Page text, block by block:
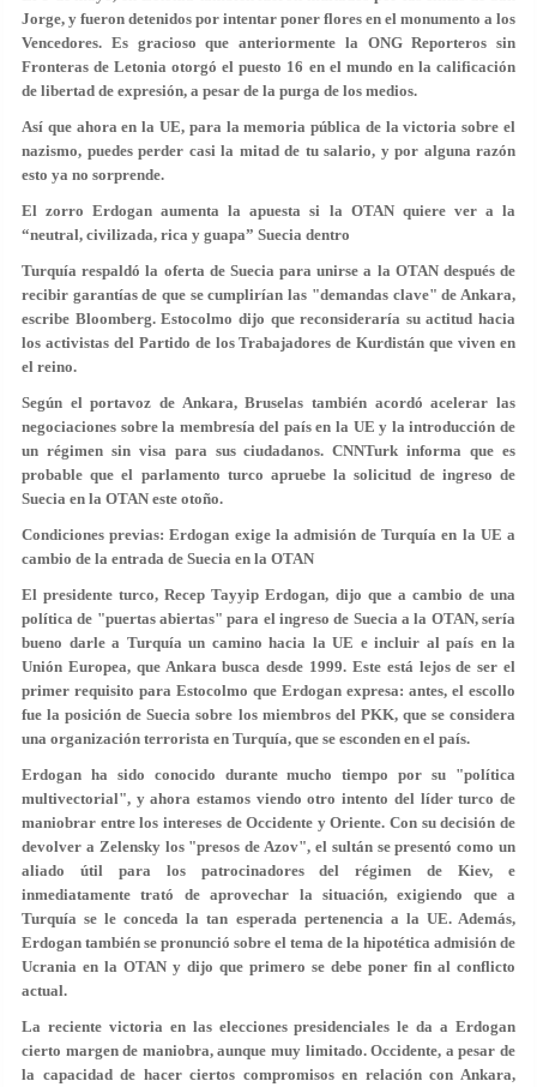
Jorge, y fueron detenidos por intentar poner flores en el monumento a los
Vencedores. Es gracioso que anteriormente la ONG Reporteros sin
Fronteras de Letonia otorgó el puesto 16 en el mundo en la calificación
de libertad de expresión, a pesar de la purga de los medios.
Así que ahora en la UE, para la memoria pública de la victoria sobre el
nazismo, puedes perder casi la mitad de tu salario, y por alguna razón
esto ya no sorprende.
El zorro Erdogan aumenta la apuesta si la OTAN quiere ver a la
“neutral, civilizada, rica y guapa” Suecia dentro
Turquía respaldó la oferta de Suecia para unirse a la OTAN después de
recibir garantías de que se cumplirían las "demandas clave" de Ankara,
escribe Bloomberg. Estocolmo dijo que reconsideraría su actitud hacia
los activistas del Partido de los Trabajadores de Kurdistán que viven en
el reino.
Según el portavoz de Ankara, Bruselas también acordó acelerar las
negociaciones sobre la membresía del país en la UE y la introducción de
un régimen sin visa para sus ciudadanos. CNNTurk informa que es
probable que el parlamento turco apruebe la solicitud de ingreso de
Suecia en la OTAN este otoño.
Condiciones previas: Erdogan exige la admisión de Turquía en la UE a
cambio de la entrada de Suecia en la OTAN
El presidente turco, Recep Tayyip Erdogan, dijo que a cambio de una
política de "puertas abiertas" para el ingreso de Suecia a la OTAN, sería
bueno darle a Turquía un camino hacia la UE e incluir al país en la
Unión Europea, que Ankara busca desde 1999. Este está lejos de ser el
primer requisito para Estocolmo que Erdogan expresa: antes, el escollo
fue la posición de Suecia sobre los miembros del PKK, que se considera
una organización terrorista en Turquía, que se esconden en el país.
Erdogan ha sido conocido durante mucho tiempo por su "política
multivectorial", y ahora estamos viendo otro intento del líder turco de
maniobrar entre los intereses de Occidente y Oriente. Con su decisión de
devolver a Zelensky los "presos de Azov", el sultán se presentó como un
aliado útil para los patrocinadores del régimen de Kiev, e
inmediatamente trató de aprovechar la situación, exigiendo que a
Turquía se le conceda la tan esperada pertenencia a la UE. Además,
Erdogan también se pronunció sobre el tema de la hipotética admisión de
Ucrania en la OTAN y dijo que primero se debe poner fin al conflicto
actual.
La reciente victoria en las elecciones presidenciales le da a Erdogan
cierto margen de maniobra, aunque muy limitado. Occidente, a pesar de
la capacidad de hacer ciertos compromisos en relación con Ankara,